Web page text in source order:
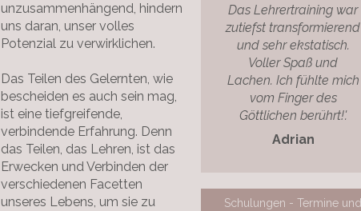
unzusammenhängend, hindern
uns daran, unser volles
Potenzial zu verwirklichen.
Das Teilen des Gelernten, wie
bescheiden es auch sein mag,
ist eine tiefgreifende,
verbindende Erfahrung. Denn
das Teilen, das Lehren, ist das
Erwecken und Verbinden der
verschiedenen Facetten
unseres Lebens, um sie zu
Das Lehrertraining war
zutiefst transformierend
und sehr ekstatisch.
Voller Spaß und
Lachen. Ich fühlte mich
vom Finger des
Göttlichen berührt!'.
Adrian
Schulungen - Termine und